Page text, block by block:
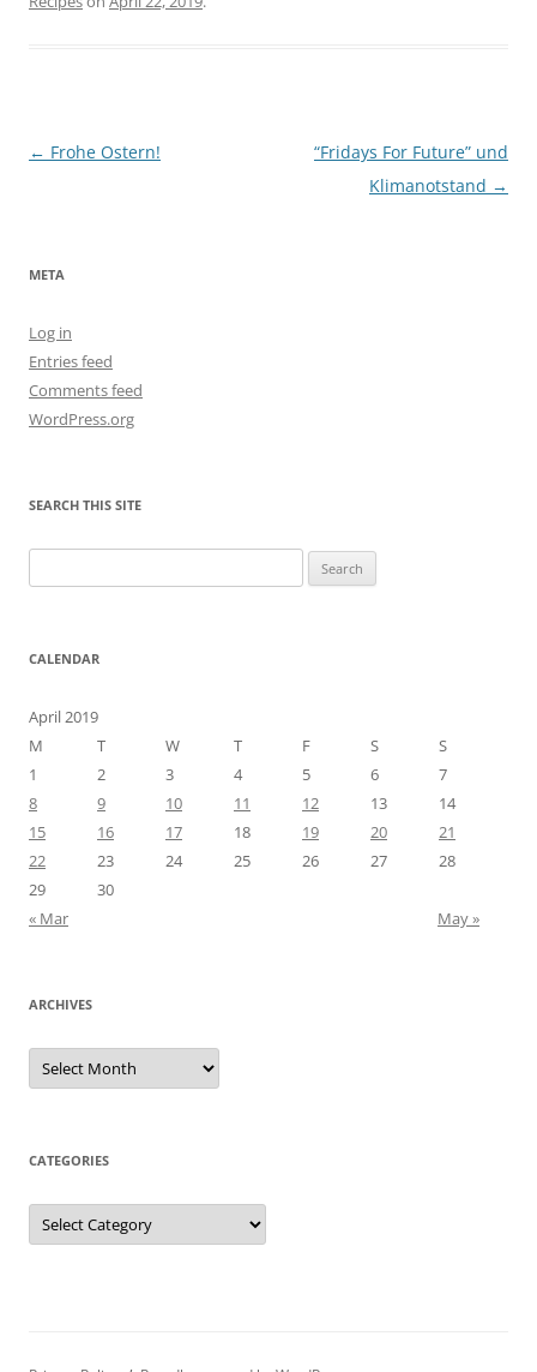
Post
← Frohe Ostern!
“Fridays For Future” und
Klimanotstand →
META
Log in
Entries feed
Comments feed
WordPress.org
SEARCH THIS SITE
for:
CALENDAR
April 2019
M
T W T F S
S
1
2 3 4 5 6
7
8
9 10 11 12 13
14
15
16 17 18 19 20
21
22
23 24 25 26 27
28
29
30
« Mar
May »
ARCHIVES
Archives
CATEGORIES
Categories